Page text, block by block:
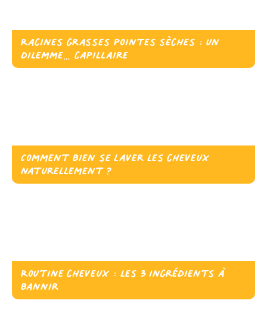
Racines grasses pointes sèches : un
dilemme… capillaire
Comment bien se laver les cheveux
naturellement ?
Routine cheveux : les 3 ingrédients à
bannir